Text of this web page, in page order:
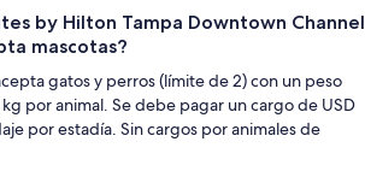
by Hilton Tampa Downtown Channel
mascotas?
gatos y perros (límite de 2) con un peso
por animal. Se debe pagar un cargo de USD
por estadía. Sin cargos por animales de